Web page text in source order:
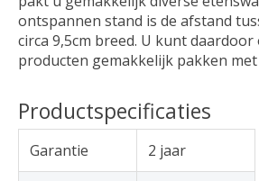
ontspannen stand is de afstand
circa 9,5cm breed. U kunt
producten gemakkelijk pakken met
Productspecificaties
Garantie 2 jaar